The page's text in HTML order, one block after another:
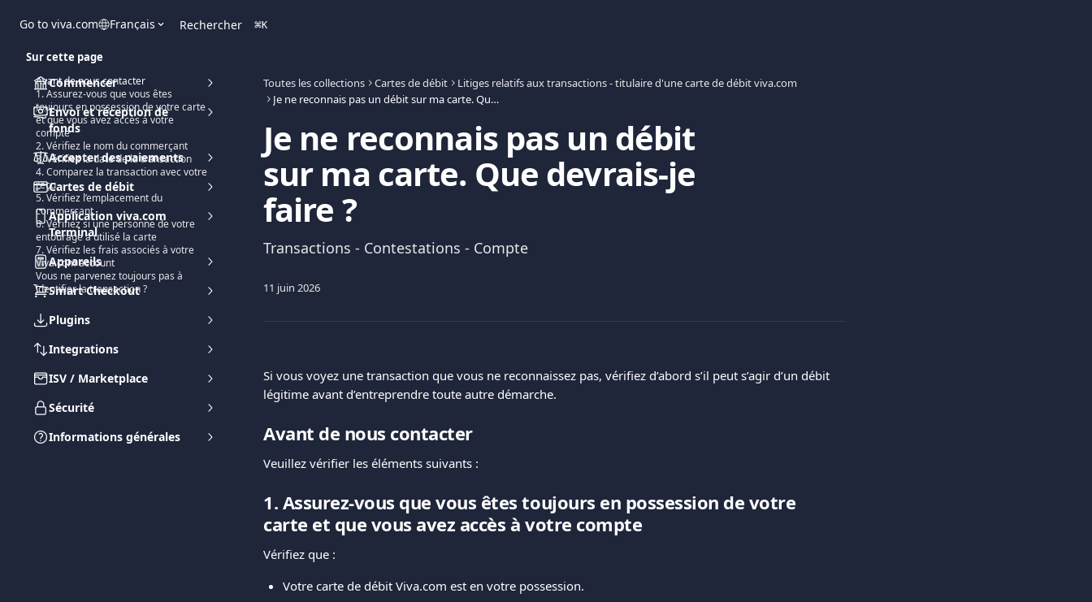
Go to viva.com Français Rechercher ⌘K
Commencer
Envoi et réception de
fonds
Accepter des paiements
Cartes de débit
Application viva.com
Terminal
Appareils
Smart Checkout
Plugins
Integrations
ISV / Marketplace
Sécurité
Informations générales
Toutes les collections Cartes de débit
Litiges relatifs aux transactions - titulaire d'une carte de débit viva.com
Je ne reconnais pas un débit sur ma carte. Que devrais-je faire ?
Je ne reconnais pas un débit
sur ma carte. Que devrais-je
faire ?
Transactions - Contestations - Compte
11 juin 2026
Si vous voyez une transaction que vous ne reconnaissez pas, vérifiez d’abord s’il peut s’agir d’un débit
légitime avant d’entreprendre toute autre démarche.
Avant de nous contacter
Veuillez vérifier les éléments suivants :
1. Assurez-vous que vous êtes toujours en possession de votre
carte et que vous avez accès à votre compte
Vérifiez que :
Votre carte de débit Viva.com est en votre possession.
Sur cette page
Avant de nous contacter
1. Assurez-vous que vous êtes
toujours en possession de votre carte
et que vous avez accès à votre
compte
2. Vérifiez le nom du commerçant
3. Vérifiez la date de la transaction
4. Comparez la transaction avec votre
reçu
5. Vérifiez l’emplacement du
commerçant
6. Vérifiez si une personne de votre
entourage a utilisé la carte
7. Vérifiez les frais associés à votre
Viva.com account
Vous ne parvenez toujours pas à
identifier la transaction ?